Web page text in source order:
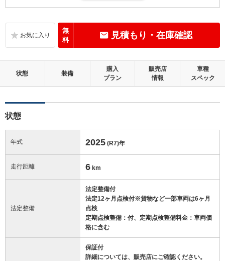
無キズ、もしくは傷みや汚れなどがほぼない、とても綺麗な状態です。
外装：
無キズ、もしくはキズやヘコミなどがほぼない、とても綺麗な状態で
修復歴：無
無
料
見積もり・在庫確認
状態 装備
購入
プラン
販売店
情報
車種
スペック
状態
年式 2025 (R7)年
走行距離 6 km
法定整備
法定整備付
法定12ヶ月点検付※貨物など一部車両は6ヶ月
点検
定期点検整備：付、定期点検整備料金：車両価
格に含む
保証付
詳細については、販売店にご確認ください。